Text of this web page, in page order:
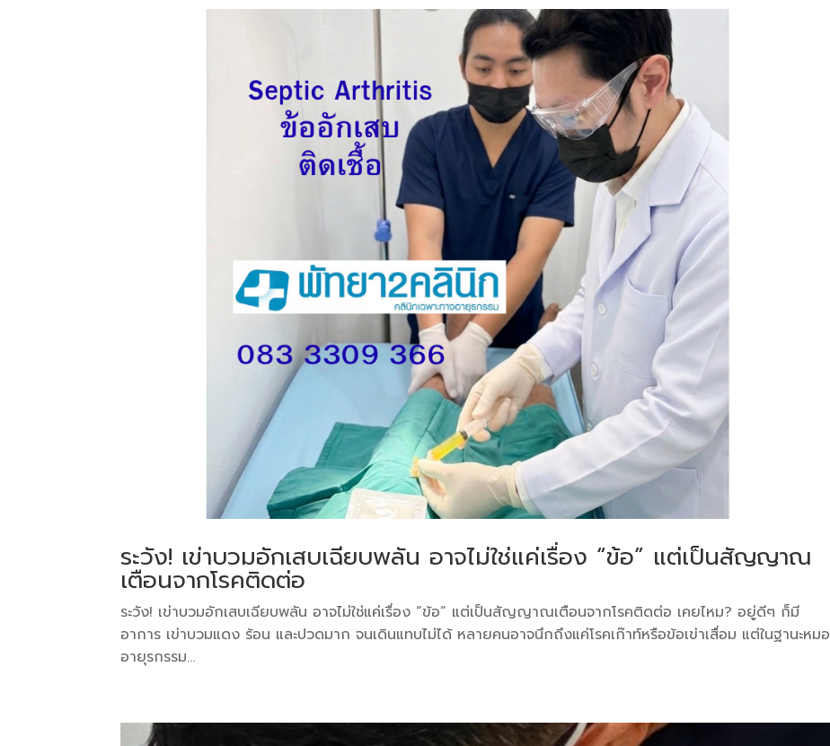
ระวัง! เข่าบวมอักเสบเฉียบพลัน อาจไม่ใช่แค่เรื่อง “ข้อ” แต่เป็นสัญญาณ
เตือนจากโรคติดต่อ
ระวัง! เข่าบวมอักเสบเฉียบพลัน อาจไม่ใช่แค่เรื่อง “ข้อ” แต่เป็นสัญญาณเตือนจากโรคติดต่อ เคยไหม? อยู่ดีๆ ก็มี
อาการ เข่าบวมแดง ร้อน และปวดมาก จนเดินแทบไม่ได้ หลายคนอาจนึกถึงแค่โรคเก๊าท์หรือข้อเข่าเสื่อม แต่ในฐานะหมอ
อายุรกรรม...